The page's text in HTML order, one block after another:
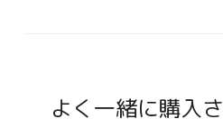
よく一緒に購入